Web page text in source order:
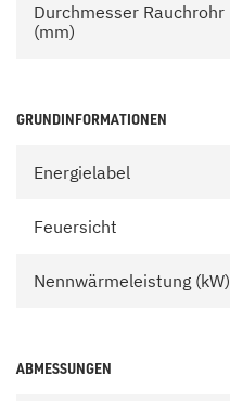
Durchmesser Rauchrohr
(mm)
GRUNDINFORMATIONEN
Energielabel
Feuersicht
Nennwärmeleistung (kW)
ABMESSUNGEN